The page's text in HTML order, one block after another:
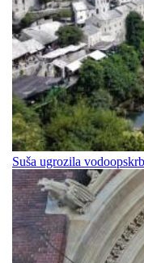
Suša ugrozila